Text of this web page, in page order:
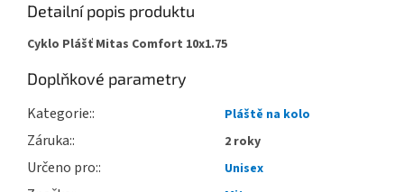
Detailní popis produktu
Cyklo Plášť Mitas Comfort 10x1.75
Doplňkové parametry
Kategorie: Pláště na kolo
Záruka: 2 roky
Určeno pro: Unisex